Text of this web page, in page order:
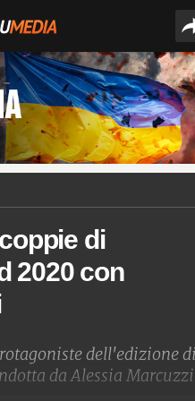
di
2020 con
dell'edizione
da Alessia